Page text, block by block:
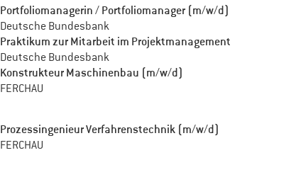
Portfoliomanagerin / Portfoliomanager (m/w/d)
Deutsche Bundesbank
Praktikum zur Mitarbeit im Projektmanagement
Deutsche Bundesbank
Konstrukteur Maschinenbau (m/w/d)
FERCHAU
Prozessingenieur Verfahrenstechnik (m/w/d)
FERCHAU